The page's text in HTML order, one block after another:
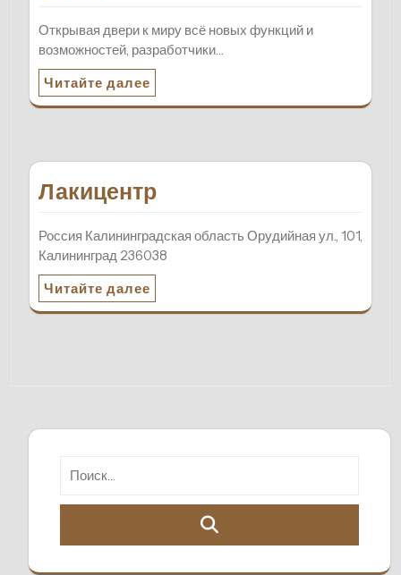
Открывая двери к миру всё новых функций и
возможностей, разработчики…
Читайте далее
Лакицентр
Россия Калининградская область Орудийная ул., 101,
Калининград 236038
Читайте далее